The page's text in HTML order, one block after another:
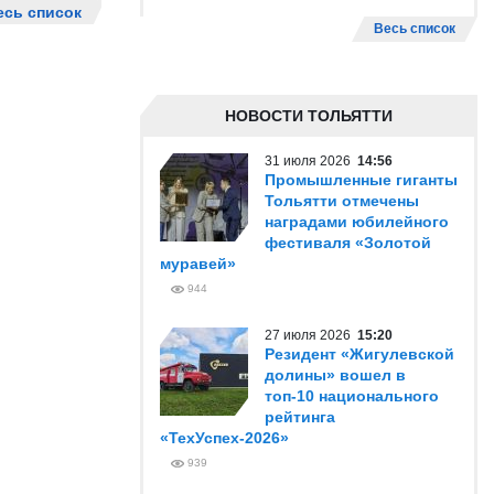
список
Весь список
НОВОСТИ ТОЛЬЯТТИ
31 июля 2026 14:56
Промышленные гиганты
Тольятти отмечены
наградами юбилейного
фестиваля «Золотой
муравей»
944
27 июля 2026 15:20
Резидент «Жигулевской
долины» вошел в
топ-10 национального
рейтинга
«ТехУспех-2026»
939